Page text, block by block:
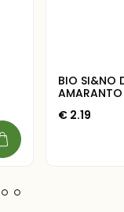
BIO SI&NO
€ 2.19